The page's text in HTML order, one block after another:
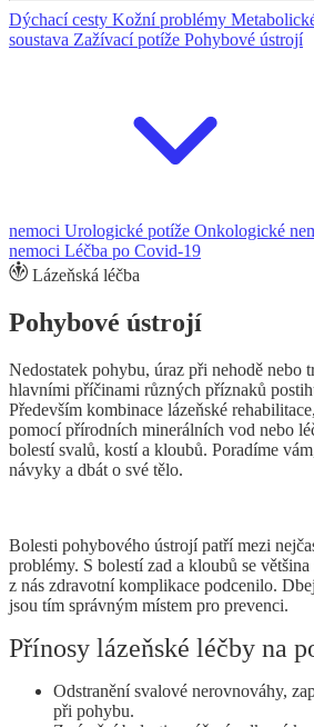
Dýchací cesty Kožní problémy
soustava Zažívací potíže Pohybové ústrojí
nemoci Urologické potíže Onkologické
nemoci Léčba po Covid-19
Lázeňská léčba
Pohybové ústrojí
Nedostatek pohybu, úraz při nehodě nebo
hlavními příčinami různých příznaků
Především kombinace lázeňské
pomocí přírodních minerálních vod nebo
bolestí svalů, kostí a kloubů. Poradíme
návyky a dbát o své tělo.
Bolesti pohybového ústrojí patří mezi
problémy. S bolestí zad a kloubů se
z nás zdravotní komplikace podcenilo.
jsou tím správným místem pro prevenci.
Přínosy lázeňské léčby na
Odstranění svalové nerovnováhy,
při pohybu.